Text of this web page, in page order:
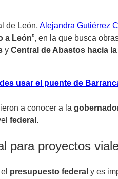
de León, Alejandra Gutiérrez
a León”, en la que busca
y Central de Abastos hacia la
usar el puente de
a conocer a la
federal .
para proyectos
presupuesto federal y es